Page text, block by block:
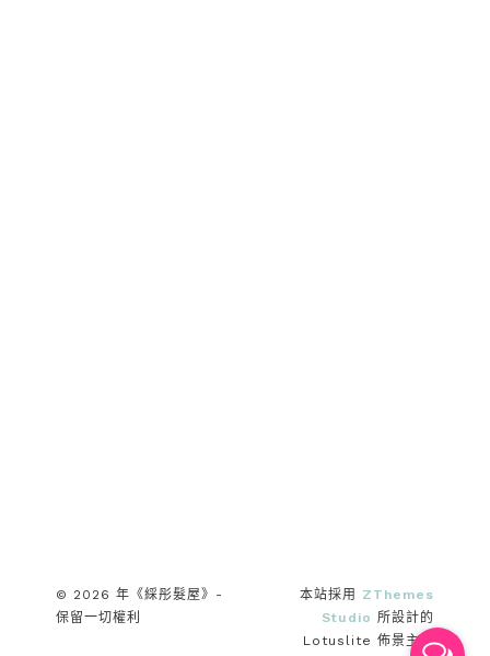
© 2026 年《綵彤髮屋》-
保留一切權利
本站採用 ZThemes
Studio 所設計的
Lotuslite 佈景主題